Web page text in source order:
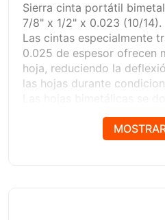
Sierra cinta portátil
7/8" x 1/2" x 0.023 (10/14).
Las cintas especialmente
0.025 de espesor ofrecen
hoja, reduciendo la
las hojas durante
ruptura y alargan la vida
El nuevo diseño refuerza
más larga de la hoja.